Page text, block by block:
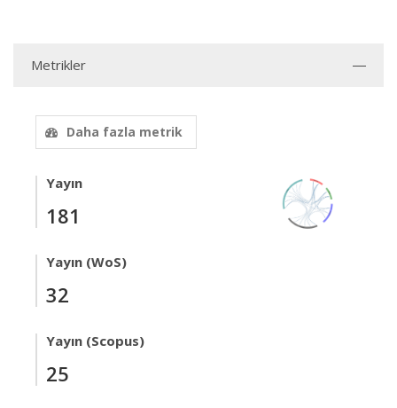
Metrikler
Daha fazla metrik
Yayın
181
Yayın (WoS)
32
Yayın (Scopus)
25